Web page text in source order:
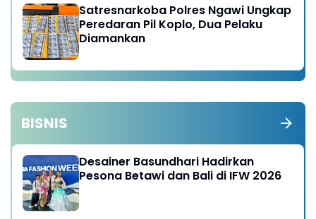
Satresnarkoba Polres Ngawi Ungkap
Peredaran Pil Koplo, Dua Pelaku
Diamankan
BISNIS
Desainer Basundhari Hadirkan
Pesona Betawi dan Bali di IFW 2026